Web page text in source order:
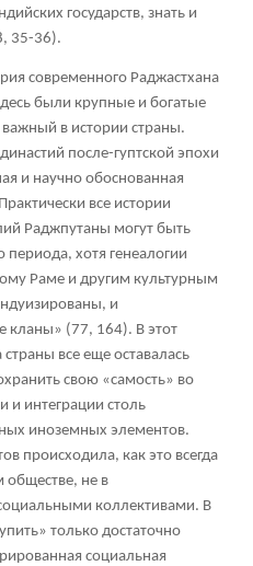
государств, знать и
35-36).
современного Раджастхана
были крупные и богатые
в истории страны.
после-гуптской эпохи
и научно обоснованная
все истории
Раджпутаны могут быть
хотя генеалогии
Раме и другим культурным
и
кланы» (77, 164). В этот
все еще оставалась
свою «самость» во
и интеграции столь
иноземных элементов.
происходила, как это всегда
обществе, не в
коллективами. В
только достаточно
социальная